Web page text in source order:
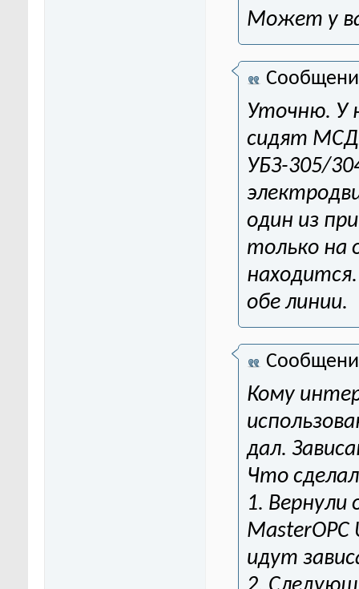
Может у
Уточню. У
сидят
УБЗ-305/
один из
только на
обе линии.
Кому
дал.
Что
1. Вернули
идут